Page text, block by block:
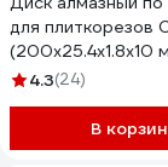
для плиткорезов
(200х25.4х1.8х10
ГРАНИТ 250829
4.3(24)
В